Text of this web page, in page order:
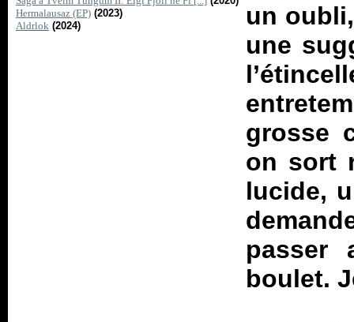
Hermalausaz (EP) (2023)
Aldrlok (2024)
un
une
grosse
on sort
lucide,
passer
boulet.